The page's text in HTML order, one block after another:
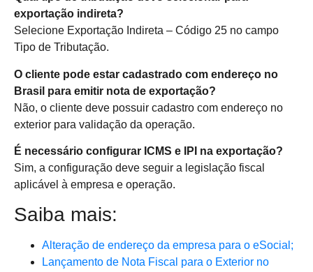
exportação indireta?
Selecione Exportação Indireta – Código 25 no campo
Tipo de Tributação.
O cliente pode estar cadastrado com endereço no
Brasil para emitir nota de exportação?
Não, o cliente deve possuir cadastro com endereço no
exterior para validação da operação.
É necessário configurar ICMS e IPI na exportação?
Sim, a configuração deve seguir a legislação fiscal
aplicável à empresa e operação.
Saiba mais:
Alteração de endereço da empresa para o eSocial;
Lançamento de Nota Fiscal para o Exterior no